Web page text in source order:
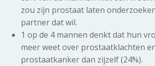
zou zijn prostaat laten
partner dat wil.
1 op de 4 mannen denkt dat hun
meer weet over prostaatklachten
prostaatkanker dan zijzelf (24%).